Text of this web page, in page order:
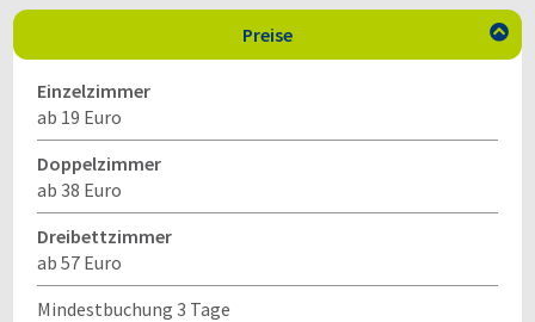
Preise 
Einzelzimmer
ab 19 Euro
Doppelzimmer
ab 38 Euro
Dreibettzimmer
ab 57 Euro
Mindestbuchung 3 Tage